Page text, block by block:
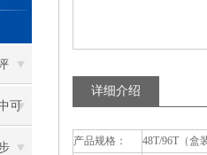
可
详细介绍
产品规格：
48T/96T（盒